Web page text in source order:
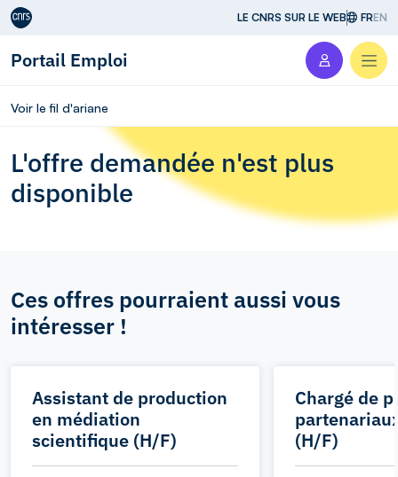
Aller au contenu LE CNRS SUR LE WEB FREN
Portail Emploi
Voir le fil d'ariane
L'offre demandée n'est plus
disponible
Ces offres pourraient aussi vous
intéresser !
Assistant de production
en médiation
scientifique (H/F)
Chargé de
(H/F)